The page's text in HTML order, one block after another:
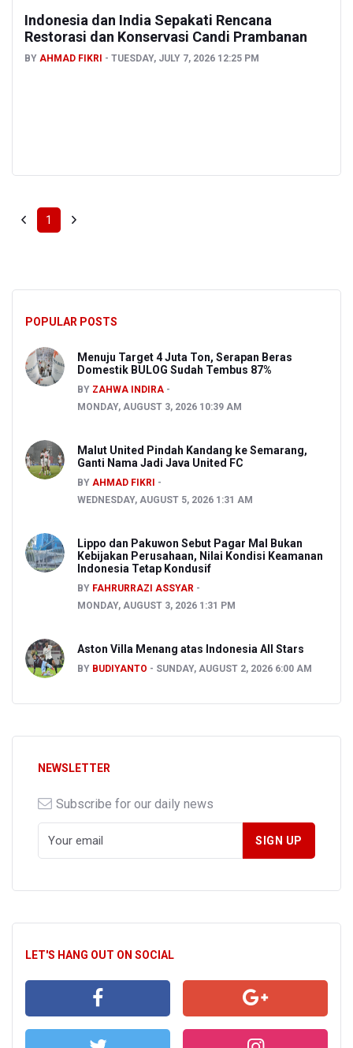
Indonesia dan India Sepakati Rencana
Restorasi dan Konservasi Candi Prambanan
BY AHMAD FIKRI TUESDAY, JULY 7, 2026 12:25 PM
1
POPULAR POSTS
Menuju Target 4 Juta Ton, Serapan Beras
Domestik BULOG Sudah Tembus 87%
BY ZAHWA INDIRA
MONDAY, AUGUST 3, 2026 10:39 AM
Malut United Pindah Kandang ke Semarang,
Ganti Nama Jadi Java United FC
BY AHMAD FIKRI
WEDNESDAY, AUGUST 5, 2026 1:31 AM
Lippo dan Pakuwon Sebut Pagar Mal Bukan
Kebijakan Perusahaan, Nilai Kondisi Keamanan
Indonesia Tetap Kondusif
BY FAHRURRAZI ASSYAR
MONDAY, AUGUST 3, 2026 1:31 PM
Aston Villa Menang atas Indonesia All Stars
BY BUDIYANTO SUNDAY, AUGUST 2, 2026 6:00 AM
NEWSLETTER
Subscribe for our daily news
LET'S HANG OUT ON SOCIAL